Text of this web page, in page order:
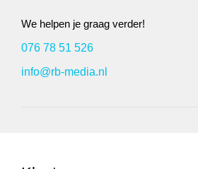
We helpen je graag verder!
076 78 51 526
info@rb-media.nl